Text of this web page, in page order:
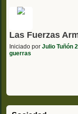
Las Fuerzas
Iniciado por Julio Tuñón
guerras